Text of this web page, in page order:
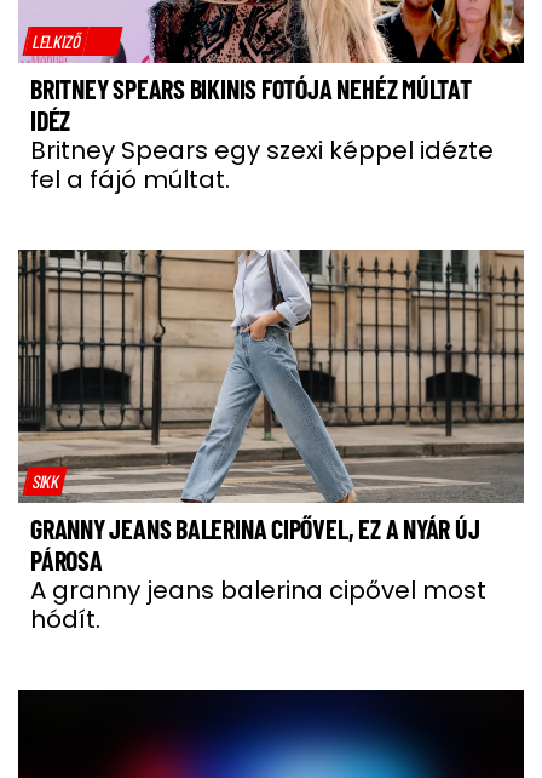
LELKIZŐ
BRITNEY SPEARS BIKINIS FOTÓJA NEHÉZ MÚLTAT
IDÉZ
Britney Spears egy szexi képpel idézte
fel a fájó múltat.
SIKK
GRANNY JEANS BALERINA CIPŐVEL, EZ A NYÁR ÚJ
PÁROSA
A granny jeans balerina cipővel most
hódít.